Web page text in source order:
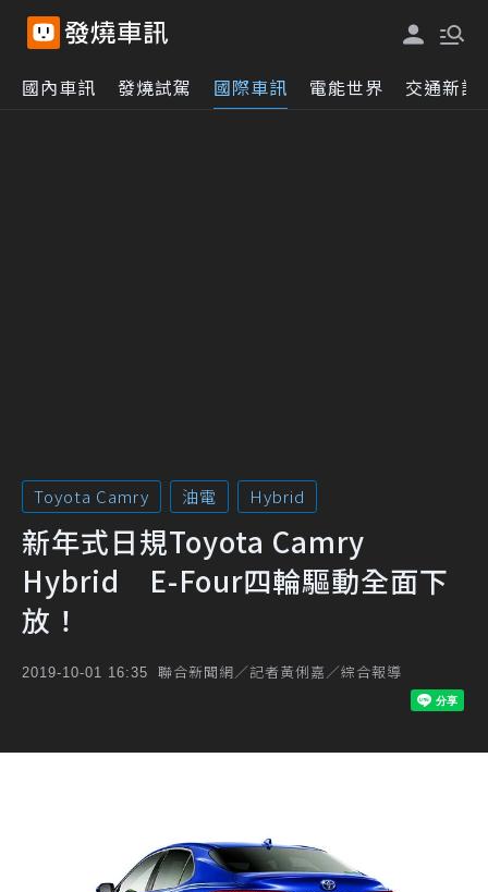
國內車訊 發燒試駕 國際車訊 電能世界 交通新訊
Toyota Camry 油電 Hybrid
新年式日規Toyota Camry
Hybrid E-Four四輪驅動全面下
放！
2019-10-01 16:35 聯合新聞網／記者黃俐嘉／綜合報導